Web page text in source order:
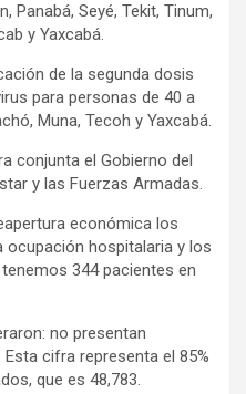
Panabá, Seyé, Tekit, Tinum,
y Yaxcabá.
de la segunda dosis
para personas de 40 a
Muna, Tecoh y Yaxcabá.
conjunta el Gobierno del
y las Fuerzas Armadas.
económica los
hospitalaria y los
344 pacientes en
no presentan
cifra representa el 85%
que es 48,783.